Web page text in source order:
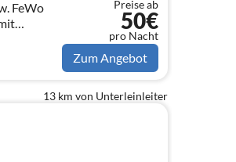
FeWo
WC,
Preise ab
50€
pro Nacht
Zum Angebot
13 km von Unterleinleiter